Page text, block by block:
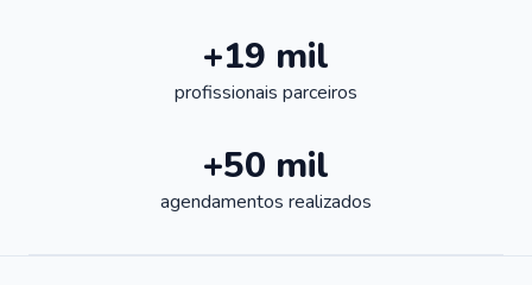
+19 mil
profissionais parceiros
+50 mil
agendamentos realizados